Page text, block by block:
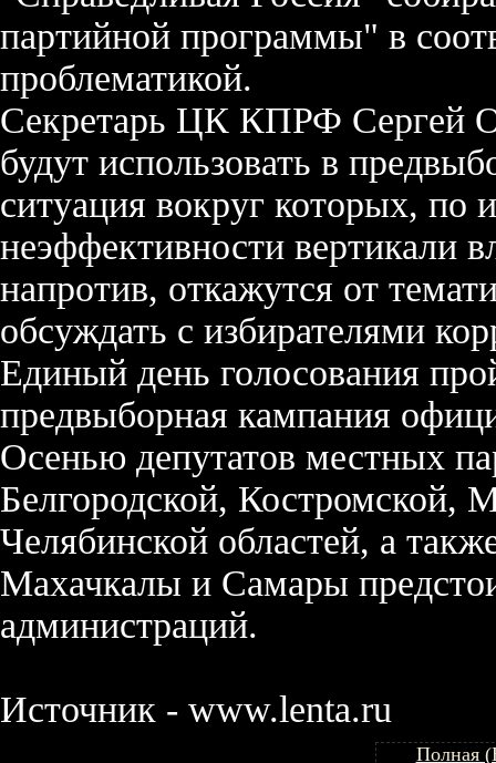
партийной программы" в
проблематикой.
Секретарь ЦК КПРФ Сергей
будут использовать в
ситуация вокруг которых, по
неэффективности вертикали
напротив, откажутся от
обсуждать с избирателями
Единый день голосования
предвыборная кампания
Осенью депутатов местных
Белгородской, Костромской,
Челябинской областей, а
Махачкалы и Самары
администраций.
Источник - www.lenta.ru
Полная